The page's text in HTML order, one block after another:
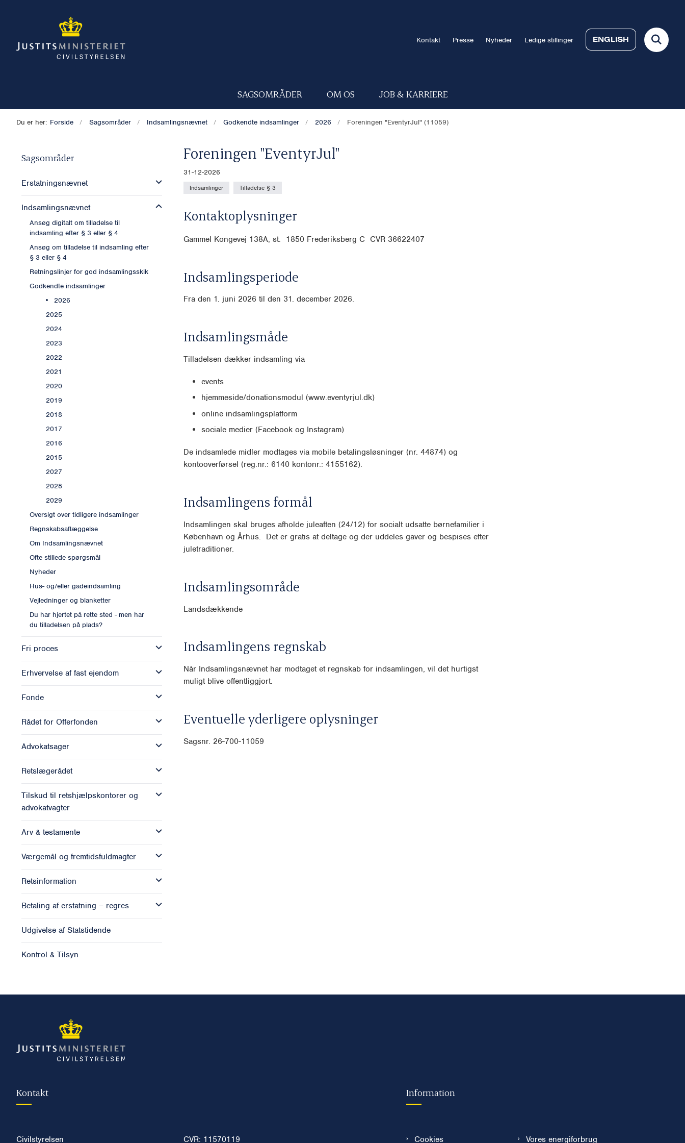
Kontakt Presse Nyheder Ledige stillinger ENGLISH
SAGSOMRÅDER OM OS JOB & KARRIERE
Du er her: Forside Sagsområder Indsamlingsnævnet Godkendte indsamlinger 2026 Foreningen "EventyrJul" (11059)
Sagsområder
Erstatningsnævnet
Indsamlingsnævnet
Ansøg digitalt om tilladelse til
indsamling efter § 3 eller § 4
Ansøg om tilladelse til indsamling efter
§ 3 eller § 4
Retningslinjer for god indsamlingsskik
Godkendte indsamlinger
2026
2025
2024
2023
2022
2021
2020
2019
2018
2017
2016
2015
2027
2028
2029
Oversigt over tidligere indsamlinger
Regnskabsaflæggelse
Om Indsamlingsnævnet
Ofte stillede spørgsmål
Nyheder
Hus- og/eller gadeindsamling
Vejledninger og blanketter
Du har hjertet på rette sted - men har
du tilladelsen på plads?
Fri proces
Erhvervelse af fast ejendom
Fonde
Rådet for Offerfonden
Advokatsager
Retslægerådet
Tilskud til retshjælpskontorer og
advokatvagter
Arv & testamente
Værgemål og fremtidsfuldmagter
Retsinformation
Betaling af erstatning – regres
Udgivelse af Statstidende
Kontrol & Tilsyn
Foreningen "EventyrJul"
31-12-2026
Indsamlinger Tilladelse § 3
Kontaktoplysninger
Gammel Kongevej 138A, st. 1850 Frederiksberg C CVR 36622407
Indsamlingsperiode
Fra den 1. juni 2026 til den 31. december 2026.
Indsamlingsmåde
Tilladelsen dækker indsamling via
events
hjemmeside/donationsmodul (www.eventyrjul.dk)
online indsamlingsplatform
sociale medier (Facebook og Instagram)
De indsamlede midler modtages via mobile betalingsløsninger (nr. 44874) og
kontooverførsel (reg.nr.: 6140 kontonr.: 4155162).
Indsamlingens formål
Indsamlingen skal bruges afholde juleaften (24/12) for socialt udsatte børnefamilier i
København og Århus. Det er gratis at deltage og der uddeles gaver og bespises efter
juletraditioner.
Indsamlingsområde
Landsdækkende
Indsamlingens regnskab
Når Indsamlingsnævnet har modtaget et regnskab for indsamlingen, vil det hurtigst
muligt blive offentliggjort.
Eventuelle yderligere oplysninger
Sagsnr. 26-700-11059
Kontakt
Civilstyrelsen CVR: 11570119
Information
Cookies Vores energiforbrug